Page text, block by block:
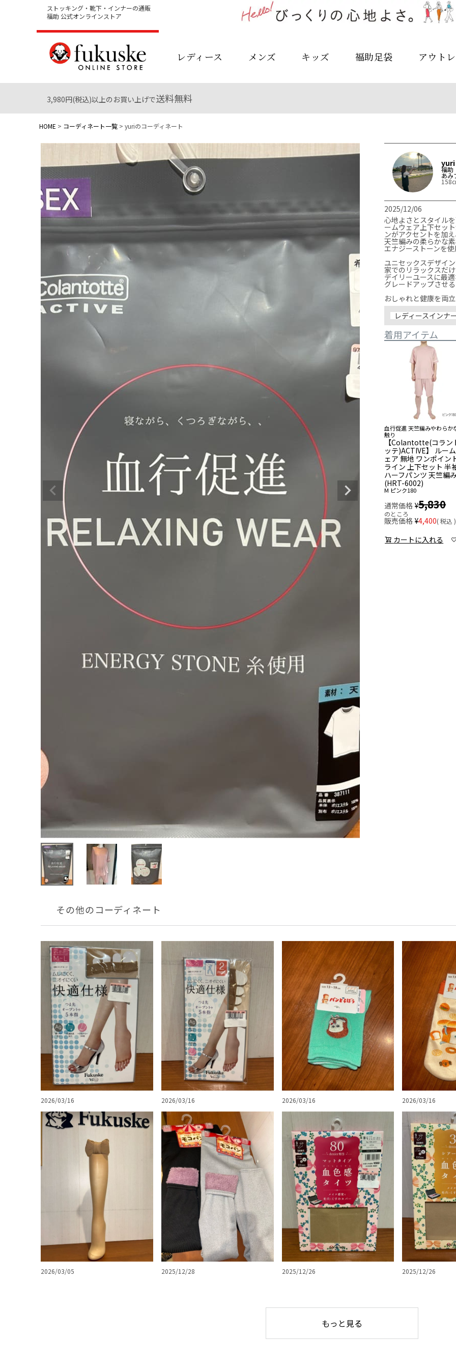
ストッキング・靴下・インナーの通販
福助 公式オンラインストア
レディース メンズ キッズ 福助足袋 アウト
3,980円(税込)以上のお買い上げで送料無料
HOME コーディネート一覧 yuriのコーディネート
yuri
福助
あみ
2025/12/06
心地よさとスタイル
ームウェア上下セッ
ンがアクセントを加
天竺編みの柔らかな
エナジーストーンを
ユニセックスデザイ
家でのリラックスだ
デイリーユースに最
グレードアップさせ
おしゃれと健康を両
レディースインナ
着用アイテム
血行促進 天竺編みやわらか
触り
【Colantotte(コラン
ッテ)ACTIVE】 ルー
ェア 無地 ワンポイン
ライン 上下セット 半
ハーフパンツ 天竺編
(HRT-6002)
M ピンク180
通常価格 ¥5,830
のところ
販売価格 ¥4,400 税込
カートに入れる
その他のコーディネート
2026/03/16 2026/03/16 2026/03/16 2026/03/16
2026/03/05 2025/12/28 2025/12/26 2025/12/26
もっと見る